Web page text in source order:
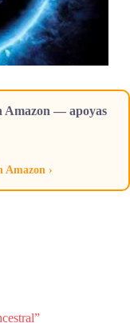
Amazon — apoyas
Amazon ›